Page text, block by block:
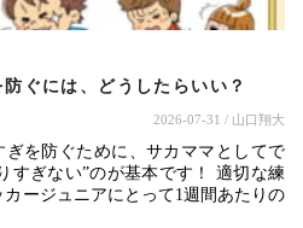
ぐには、どうしたらいい？
2026-07-31 / 山口翔大
を防ぐために、サカママとしてで
すぎない”のが基本です！ 適切な練
ージュニアにとって1週間あたりの